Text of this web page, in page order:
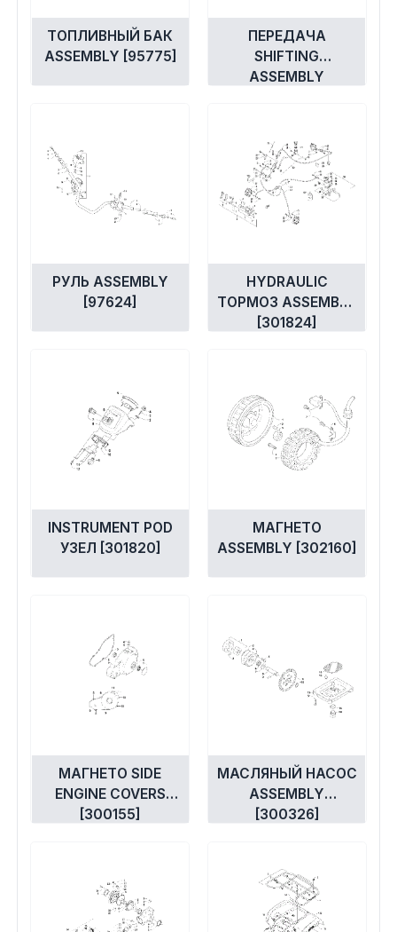
ТОПЛИВНЫЙ БАК
ASSEMBLY [95775]
ПЕРЕДАЧА
SHIFTING
ASSEMBLY
РУЛЬ ASSEMBLY
[97624]
HYDRAULIC
ТОРМОЗ ASSEMBLY
[301824]
INSTRUMENT POD
УЗЕЛ [301820]
МАГНЕТО
ASSEMBLY [302160]
МАГНЕТО SIDE
ENGINE COVERS
[300155]
МАСЛЯНЫЙ НАСОС
ASSEMBLY
[300326]